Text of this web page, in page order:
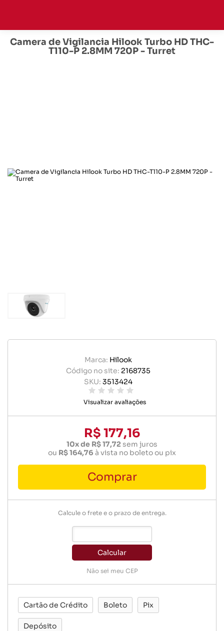
Camera de Vigilancia Hilook Turbo HD THC-
T110-P 2.8MM 720P - Turret
Marca: Hilook
Código no site: 2168735
SKU: 3513424
Visualizar avaliações
R$ 177,16
10x de R$ 17,72 sem juros
ou R$ 164,76 à vista no boleto ou pix
Comprar
Calcule o frete e o prazo de entrega.
Calcular
Não sei meu CEP
Cartão de Crédito Boleto Pix
Depósito